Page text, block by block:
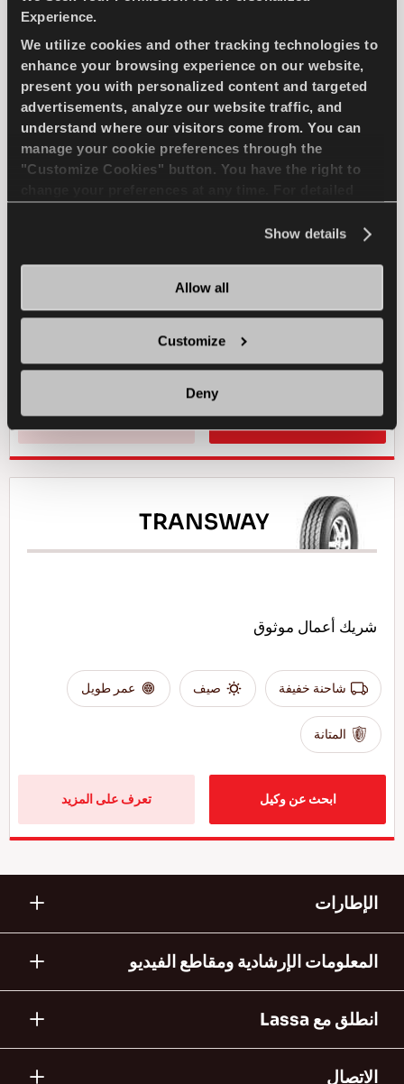
Experience.
We utilize cookies and other tracking technologies to
enhance your browsing experience on our website,
present you with personalized content and targeted
advertisements, analyze our website traffic, and
understand where our visitors come from. You can
manage your cookie preferences through the
"Customize Cookies" button. You have the right to
Show details
Allow all
Customize
Deny
MULTIWAYS-C
متعة القيادة في جميع الفصول - قيادة آمنة في المركبات
التجارية الخفيفة
شاحنة خفيفة جميع المواسم عمر طويل
الاستخدام في الثلج الاستخدام في المناخ الرطب
ابحث عن وكيل تعرف على المزيد
TRANSWAY
شريك أعمال موثوق
شاحنة خفيفة صيف عمر طويل
المتانة
ابحث عن وكيل تعرف على المزيد
الإطارات
المعلومات الإرشادية ومقاطع الفيديو
انطلق مع Lassa
الاتصال